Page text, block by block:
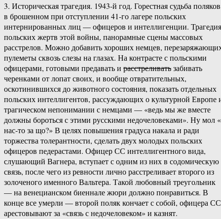
3. Историческая трагедия. 1943-й год. Горестная судьба поляков
в брошенном при отступлении 41-го лагере польских
интернированных лиц — офицеров и интеллигенции. Трагедия
польских жертв этой войны, панорамные сцены массовых
расстрелов. Можно добавить хороших немцев,
пулеметы сквозь слезы на глазах. На контрасте с польскими
офицерами, готовыми предавать и расстреливатьзабивать
черенками от лопат своих, и вообще отвратительных,
оскотинившихся до животного состояния, показать отдельных
польских интеллигентов, рассуждающих о культурной Европе
трагическом непонимании с немцами — «ведь мы же вместе
должны бороться с этими русскими недочеловеками». Ну мол
нас-то за що?» В целях повышения градуса накала и ради
торжества толерантности, сделать двух молодых польских
офицеров педерастами. Офицер СС интеллигентного вида,
слушающий Вагнера, вступает с одним из них в содомическую
связь, после чего из ревности лично расстреливает второго из
золоченого именного Вальтера. Такой любовный треугольник
— на венецианском биеннале жюри должно понравиться. В
конце все умерли — второй поляк кончает с собой, офицера СС
арестовывают за «связь с недочеловеком» и казнят.